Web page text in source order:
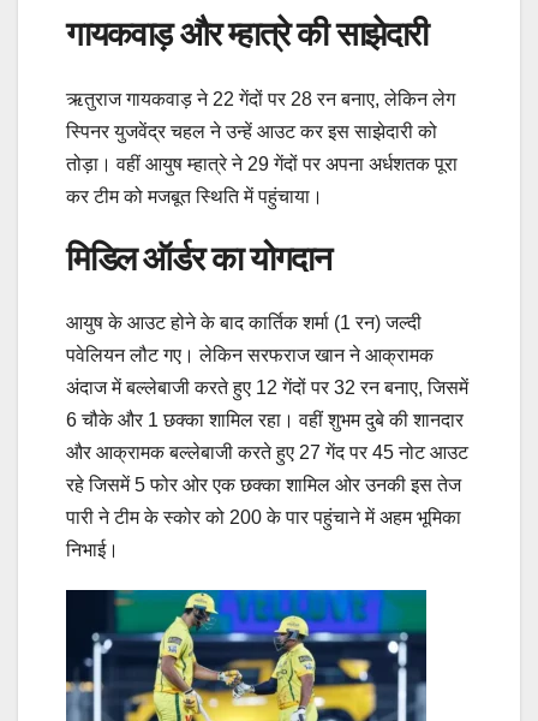
गायकवाड़ और म्हात्रे की साझेदारी
ऋतुराज गायकवाड़ ने 22 गेंदों पर 28 रन बनाए, लेकिन लेग
स्पिनर युजवेंद्र चहल ने उन्हें आउट कर इस साझेदारी को
तोड़ा। वहीं आयुष म्हात्रे ने 29 गेंदों पर अपना अर्धशतक पूरा
कर टीम को मजबूत स्थिति में पहुंचाया।
मिडिल ऑर्डर का योगदान
आयुष के आउट होने के बाद कार्तिक शर्मा (1 रन) जल्दी
पवेलियन लौट गए। लेकिन सरफराज खान ने आक्रामक
अंदाज में बल्लेबाजी करते हुए 12 गेंदों पर 32 रन बनाए, जिसमें
6 चौके और 1 छक्का शामिल रहा। वहीं शुभम दुबे की शानदार
और आक्रामक बल्लेबाजी करते हुए 27 गेंद पर 45 नोट आउट
रहे जिसमें 5 फोर ओर एक छक्का शामिल ओर उनकी इस तेज
पारी ने टीम के स्कोर को 200 के पार पहुंचाने में अहम भूमिका
निभाई।